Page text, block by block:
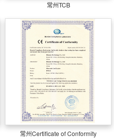
常州TCB
常州Certificate of Conformity